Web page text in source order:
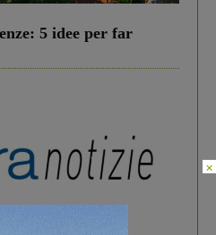
5 idee per far
×